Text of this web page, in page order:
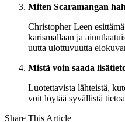
Miten Scaramangan
Christopher Leen
karismallaan ja
uutta ulottuvuutta
Mistä voin saada
Luotettavista lähteistä,
voit löytää syvällistä
Share This Article